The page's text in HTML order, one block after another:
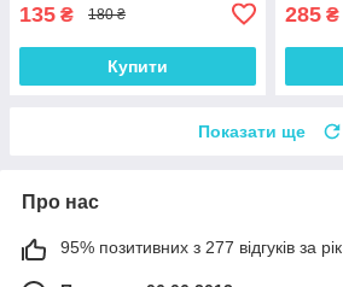
135 ₴ 180 ₴
Купити
285 ₴
Показати ще
Про нас
95% позитивних з 277 відгуків за рік